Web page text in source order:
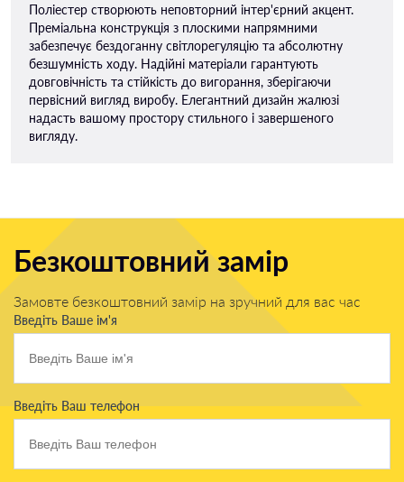
Поліестер створюють неповторний інтер'єрний акцент.
Преміальна конструкція з плоскими напрямними
забезпечує бездоганну світлорегуляцію та абсолютну
безшумність ходу. Надійні матеріали гарантують
довговічність та стійкість до вигорання, зберігаючи
первісний вигляд виробу. Елегантний дизайн жалюзі
надасть вашому простору стильного і завершеного
вигляду.
Безкоштовний замір
Замовте безкоштовний замір на зручний для вас час
Введіть Ваше ім'я
Введіть Ваш телефон